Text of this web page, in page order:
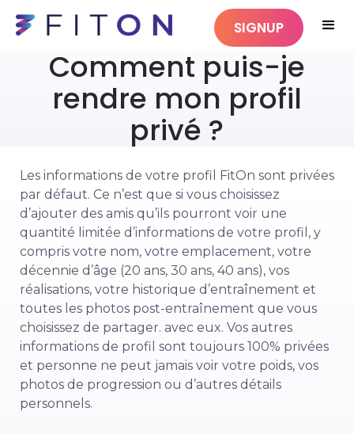
SIGNUP
Comment puis-je
rendre mon profil
privé ?
Les informations de votre profil FitOn sont privées
par défaut. Ce n’est que si vous choisissez
d’ajouter des amis qu’ils pourront voir une
quantité limitée d’informations de votre profil, y
compris votre nom, votre emplacement, votre
décennie d’âge (20 ans, 30 ans, 40 ans), vos
réalisations, votre historique d’entraînement et
toutes les photos post-entraînement que vous
choisissez de partager. avec eux. Vos autres
informations de profil sont toujours 100% privées
et personne ne peut jamais voir votre poids, vos
photos de progression ou d’autres détails
personnels.